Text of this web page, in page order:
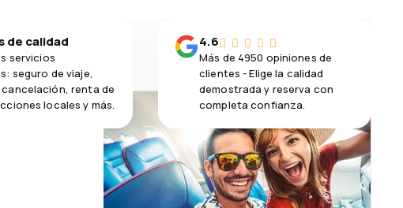
de calidad
servicios
seguro de viaje,
renta de
locales y más.
4.6
Más de 4950 opiniones de
clientes - Elige la calidad
demostrada y reserva con
completa confianza.